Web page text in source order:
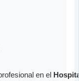
en el